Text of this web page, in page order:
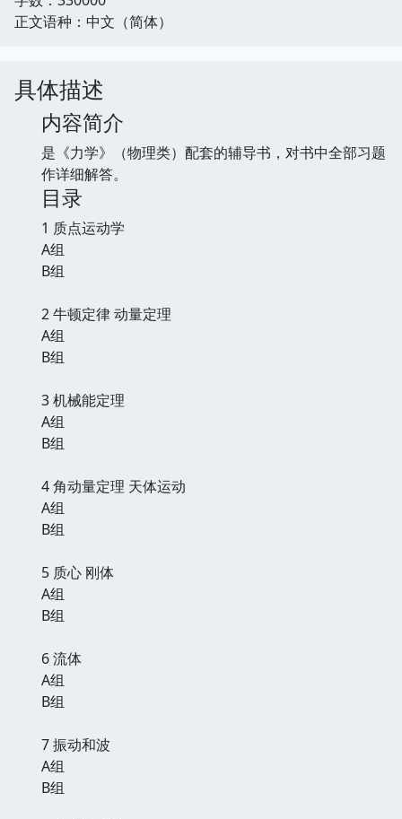
正文语种：中文（简体）
具体描述
内容简介
是《力学》（物理类）配套的辅导书，对书中全部习题
作详细解答。
目录
1 质点运动学
A组
B组
2 牛顿定律 动量定理
A组
B组
3 机械能定理
A组
B组
4 角动量定理 天体运动
A组
B组
5 质心 刚体
A组
B组
6 流体
A组
B组
7 振动和波
A组
B组